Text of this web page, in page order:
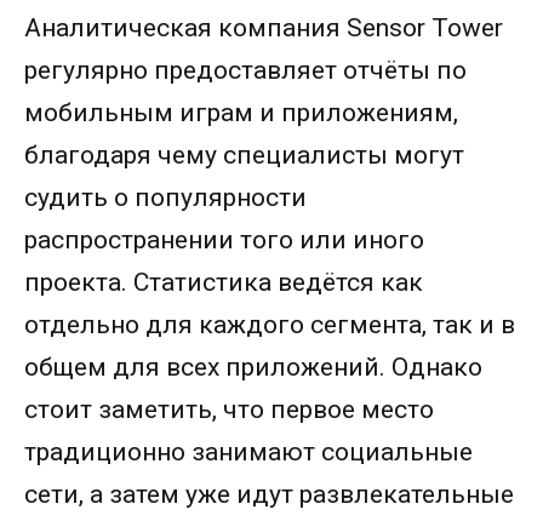
Аналитическая компания Sensor Tower
регулярно предоставляет отчёты по
мобильным играм и приложениям,
благодаря чему специалисты могут
судить о популярности
распространении того или иного
проекта. Статистика ведётся как
отдельно для каждого сегмента, так и в
общем для всех приложений. Однако
стоит заметить, что первое место
традиционно занимают социальные
сети, а затем уже идут развлекательные